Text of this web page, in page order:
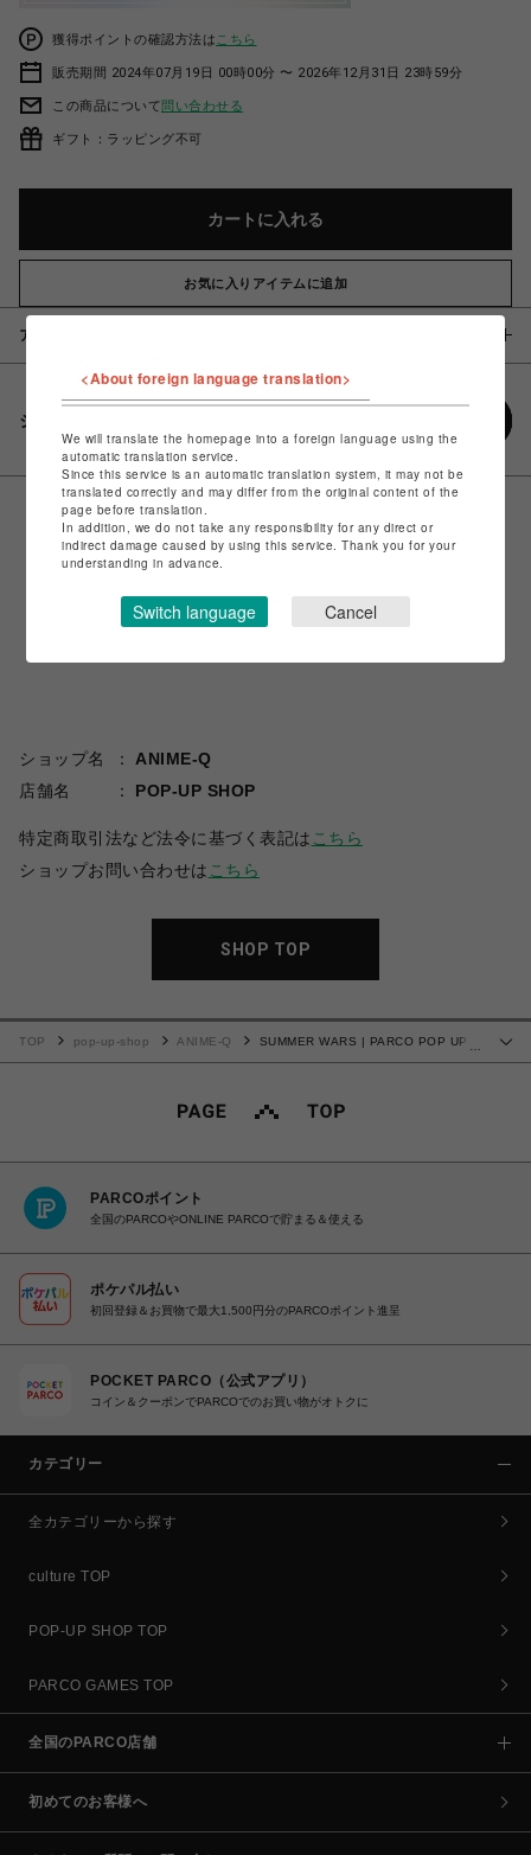
獲得ポイントの確認方法は こちら
販売期間 2024年07月19日 00時00分 〜 2026年12月31日 23時59分
この商品について問い合わせる
ギフト：ラッピング不可
カートに入れる
お気に入りアイテムに追加
アイテム説明 / 素材
シェアする
ショップ名
ANIME-Q
店舗名
POP-UP SHOP
特定商取引法など法令に基づく表記は こちら
ショップお問い合わせは こちら
SHOP TOP
TOP pop-up-shop ANIME-Q
SUMMER WARS | PARCO POP UP
PARCOポイント
全国のPARCOやONLINE PARCOで貯まる＆使える
ポケパル払い
初回登録＆お買物で最大1,500円分のPARCOポイント進呈
POCKET PARCO（公式アプリ）
コイン＆クーポンでPARCOでのお買い物がオトクに
カテゴリー
全カテゴリーから探す
culture TOP
POP-UP SHOP TOP
PARCO GAMES TOP
全国のPARCO店舗
初めてのお客様へ
<About foreign language translation>
We will translate the homepage into a foreign language using the
automatic translation service.
Since this service is an automatic translation system, it may not be
translated correctly and may differ from the original content of the
page before translation.
In addition, we do not take any responsibility for any direct or
indirect damage caused by using this service. Thank you for your
understanding in advance.
Switch language Cancel